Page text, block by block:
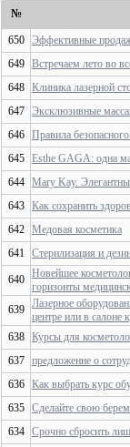
№
650
Эффективные
649
Встречаем лето во
648
Клиника лазерной
647
Эксклюзивные
646
Правила
645
Esthe GAGA: одна
644
Mary Kay.
643
Как сохранить
642
Медовая косметика
641
Стерилизация и
640
Новейшее
горизонты
639
Лазерное
центре или в салоне
638
Курсы для
637
предложение о
636
Как выбрать курс
635
Сделайте свою
634
Срочно сбросить